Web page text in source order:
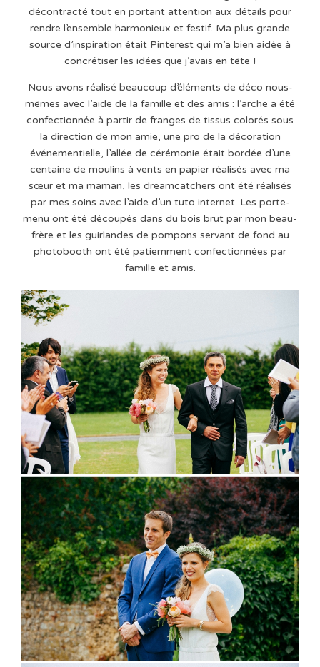
décontracté tout en portant attention aux détails pour
rendre l’ensemble harmonieux et festif. Ma plus grande
source d’inspiration était Pinterest qui m’a bien aidée à
concrétiser les idées que j’avais en tête !
Nous avons réalisé beaucoup d’éléments de déco nous-
mêmes avec l’aide de la famille et des amis : l’arche a été
confectionnée à partir de franges de tissus colorés sous
la direction de mon amie, une pro de la décoration
événementielle, l’allée de cérémonie était bordée d’une
centaine de moulins à vents en papier réalisés avec ma
sœur et ma maman, les dreamcatchers ont été réalisés
par mes soins avec l’aide d’un tuto internet. Les porte-
menu ont été découpés dans du bois brut par mon beau-
frère et les guirlandes de pompons servant de fond au
photobooth ont été patiemment confectionnées par
famille et amis.